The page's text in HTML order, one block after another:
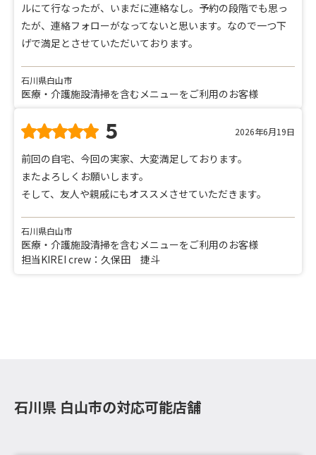
ルにて行なったが、いまだに連絡なし。予約の段階でも思っ
たが、連絡フォローがなってないと思います。なので一つ下
げで満足とさせていただいております。
石川県白山市
医療・介護施設清掃を含むメニューをご利用のお客様
5 2026年6月19日
前回の自宅、今回の実家、大変満足しております。
またよろしくお願いします。
そして、友人や親戚にもオススメさせていただきます。
石川県白山市
医療・介護施設清掃を含むメニューをご利用のお客様
担当KIREI crew：久保田 捷斗
石川県 白山市の対応可能店舗